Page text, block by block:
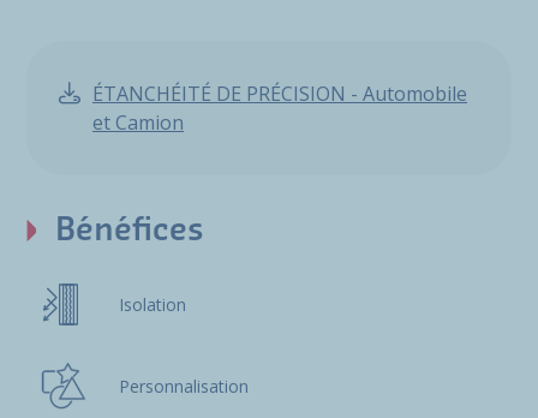
ÉTANCHÉITÉ DE PRÉCISION - Automobile
et Camion
Bénéfices
Isolation
Personnalisation